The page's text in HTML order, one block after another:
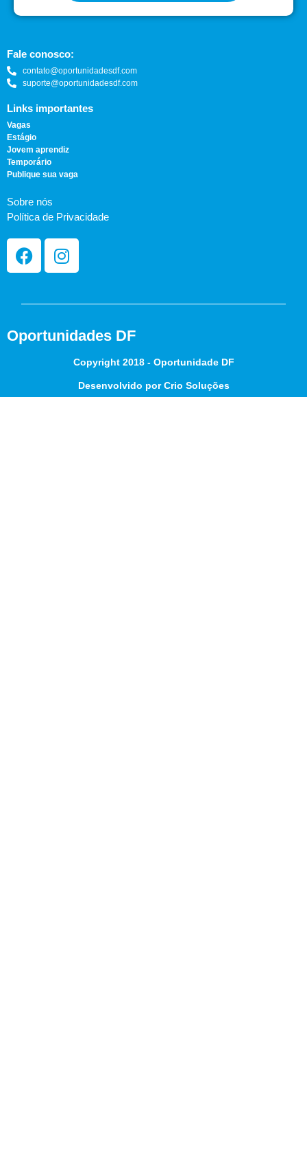
Fale conosco:
contato@oportunidadesdf.com
suporte@oportunidadesdf.com
Links importantes
Vagas
Estágio
Jovem aprendiz
Temporário
Publique sua vaga
Sobre nós
Política de Privacidade
Oportunidades DF
Copyright 2018 - Oportunidade DF
Desenvolvido por Crio Soluções